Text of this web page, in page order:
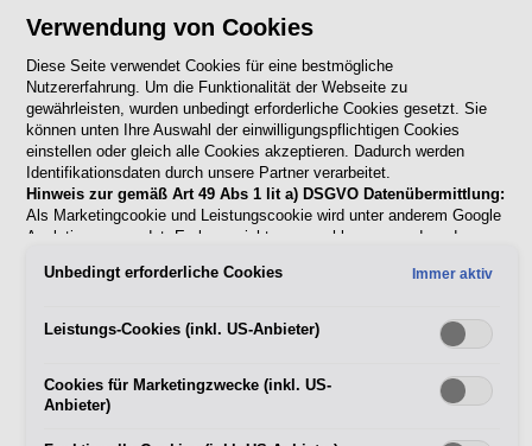
Erlebe die Welt des SEAT Ateca und entdecke unseren
vielseitigen Katalog. Finde das Modell, das deine
Abenteuerlust stillt, und gestalte es ganz nach deinem
Geschmack.
SEAT Ateca
Ateca Produktinformation
Verwendung von Cookies
Diese Seite verwendet Cookies für eine bestmögliche
Nutzererfahrung. Um die Funktionalität der Webseite zu
gewährleisten, wurden unbedingt erforderliche Cookies gesetzt. Sie
können unten Ihre Auswahl der einwilligungspflichtigen Cookies
einstellen oder gleich alle Cookies akzeptieren. Dadurch werden
Identifikationsdaten durch unsere Partner verarbeitet.
Hinweis zur gemäß Art 49 Abs 1 lit a) DSGVO Datenübermittlung:
Als Marketingcookie und Leistungscookie wird unter anderem Google
Analytics verwendet. Es kann nicht ausgeschlossen werden, dass
die USA (insbesondere dort an die Google LLC) weitergibt. In den
gleichwertiges Datenschutzniveau und es fehlt an einem
Angemessenheitsbeschluss der Europäischen Kommission. Hieraus
Betroffener in den USA nicht wirksam durchsetzen können, in den
USA keine Datenschutzgrundsätze bestehen, und weil nicht
Unbedingt erforderliche Cookies Immer aktiv
Leistungs-Cookies (inkl. US-Anbieter)
Cookies für Marketingzwecke (inkl. US-
Anbieter)